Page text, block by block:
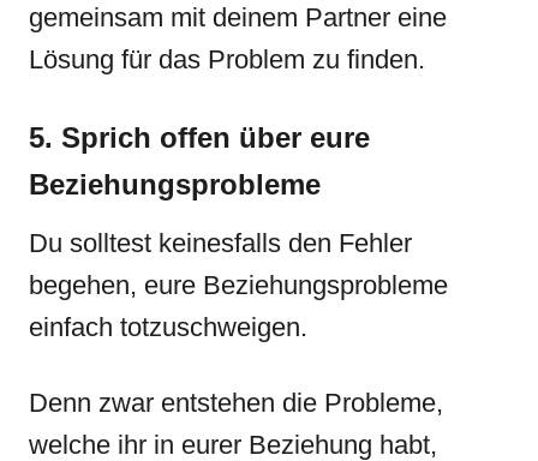
gemeinsam mit deinem Partner eine
Lösung für das Problem zu finden.
5. Sprich offen über eure
Beziehungsprobleme
Du solltest keinesfalls den Fehler
begehen, eure Beziehungsprobleme
einfach totzuschweigen.
Denn zwar entstehen die Probleme,
welche ihr in eurer Beziehung habt,